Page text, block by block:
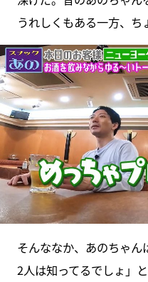
うれしくもある一方、ち
そんななか、あのちゃ
2人は知ってるでしょ」